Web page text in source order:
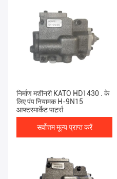
निर्माण मशीनरी KATO HD1430 . के
लिए पंप नियामक H-9N15
आफ्टरमार्केट पार्ट्स
सर्वोत्तम मूल्य प्राप्त करें